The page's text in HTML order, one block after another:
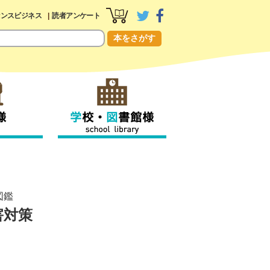
スビジネス 読者アンケート
本をさがす
鑑
策